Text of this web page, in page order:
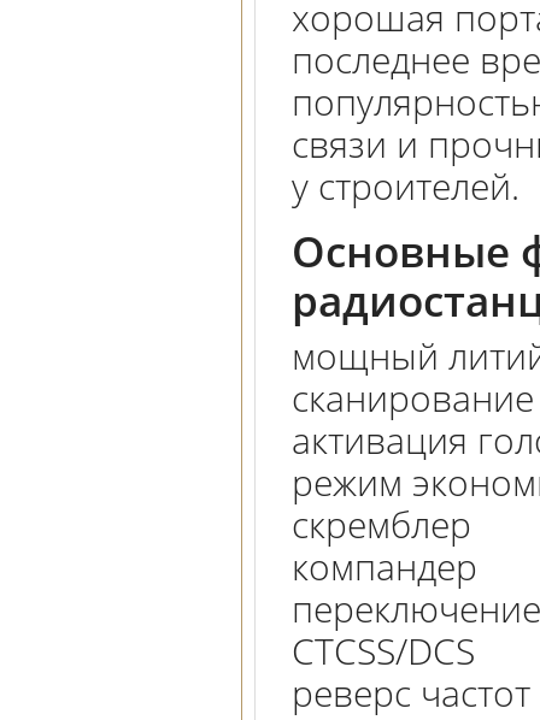
хорошая
последнее
связи и
у строителей.
Основные
мощный
сканирование
активация
режим
скремблер
компандер
CTCSS/DCS
реверс частот